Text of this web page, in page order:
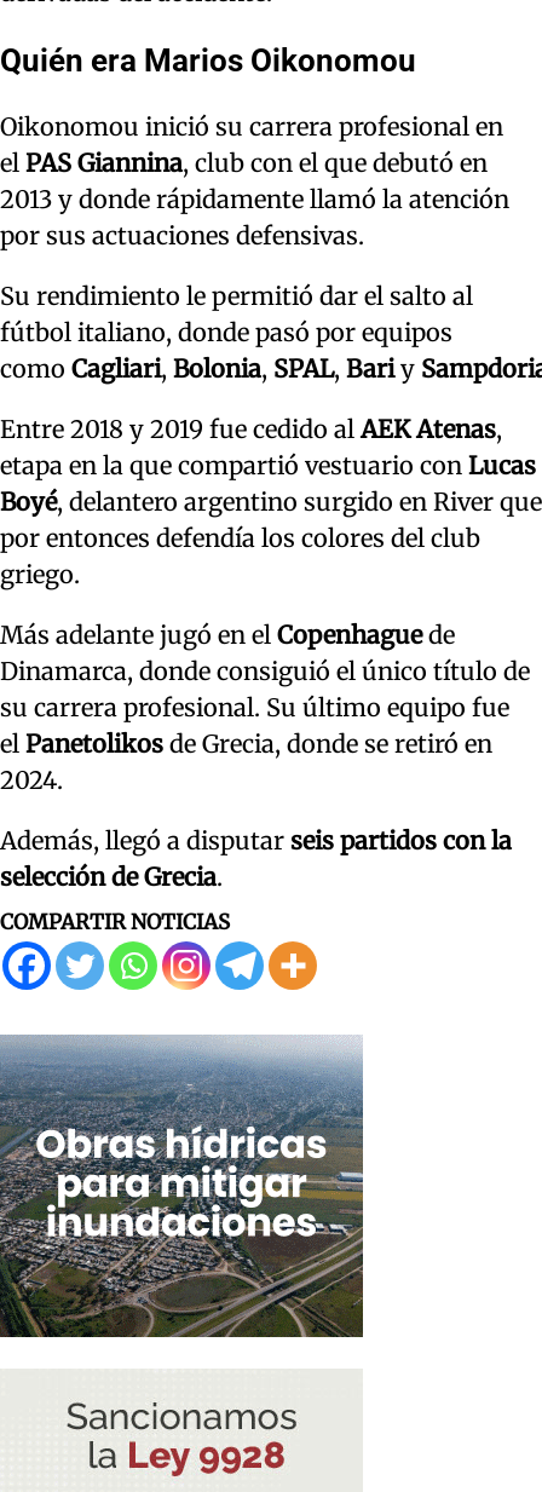
Quién era Marios Oikonomou
Oikonomou inició su carrera profesional en
el PAS Giannina, club con el que debutó en
2013 y donde rápidamente llamó la atención
por sus actuaciones defensivas.
Su rendimiento le permitió dar el salto al
fútbol italiano, donde pasó por equipos
como Cagliari, Bolonia, SPAL, Bariy
Entre 2018 y 2019 fue cedido alAEK Atenas,
etapa en la que compartió vestuario con Lucas
Boyé, delantero argentino surgido en River que
por entonces defendía los colores del club
griego.
Más adelante jugó en el Copenhaguede
Dinamarca, donde consiguió el único título de
su carrera profesional. Su último equipo fue
el Panetolikos de Grecia, donde se retiró en
2024.
Además, llegó a disputar seis partidos con la
selección de Grecia.
COMPARTIR NOTICIAS